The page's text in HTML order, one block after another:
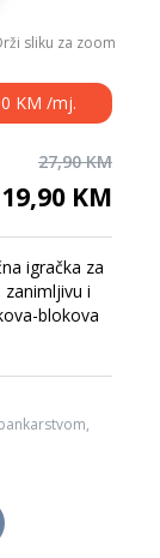
sliku za zoom
KM /mj.
27,90 KM
19,90 KM
igračka za
i
blokova